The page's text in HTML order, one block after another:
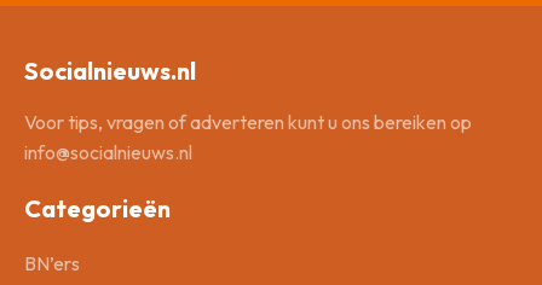
Socialnieuws.nl
Voor tips, vragen of adverteren kunt u ons bereiken op
info@socialnieuws.nl
Categorieën
BN’ers